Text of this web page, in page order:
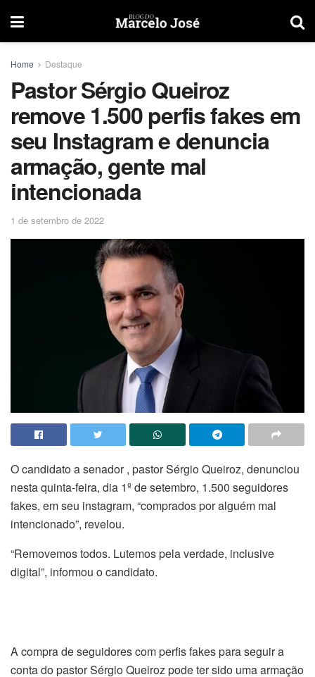
Home Destaque
Pastor Sérgio Queiroz
remove 1.500 perfis fakes em
seu Instagram e denuncia
armação, gente mal
intencionada
1 de setembro de 2022
O candidato a senador , pastor Sérgio Queiroz, denunciou
nesta quinta-feira, dia 1º de setembro, 1.500 seguidores
fakes, em seu instagram, “comprados por alguém mal
intencionado”, revelou.
“Removemos todos. Lutemos pela verdade, inclusive
digital”, informou o candidato.
A compra de seguidores com perfis fakes para seguir a
conta do pastor Sérgio Queiroz pode ter sido uma armação